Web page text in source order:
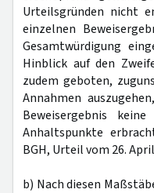
Urteilsgründen nicht
einzelnen
Gesamtwürdigung
Hinblick auf den
zudem geboten,
Annahmen
Beweisergebnis
Anhaltspunkte
BGH, Urteil vom 26.
b) Nach diesen